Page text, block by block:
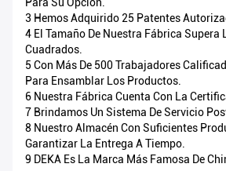
Para Su Opción.
3 Hemos Adquirido 25 Patentes
4 El Tamaño De Nuestra Fábrica Supera
Cuadrados.
5 Con Más De 500 Trabajadores
Para Ensamblar Los Productos.
6 Nuestra Fábrica Cuenta Con La
7 Brindamos Un Sistema De Servicio
8 Nuestro Almacén Con Suficientes
Garantizar La Entrega A Tiempo.
9 DEKA Es La Marca Más Famosa De